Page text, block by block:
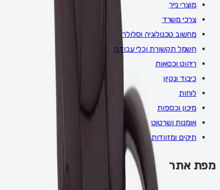
מוצרי נייר
צרכי משרד
מחשוב טכנולוגיה וסלולר
חשמל תקשורת וכלי עבודה
ריהוט וכסאות
כיבוד ונקיון
לוחות
מיכון וכספות
אומנות ושרטוט
תיקים ומזוודות
מפת אתר